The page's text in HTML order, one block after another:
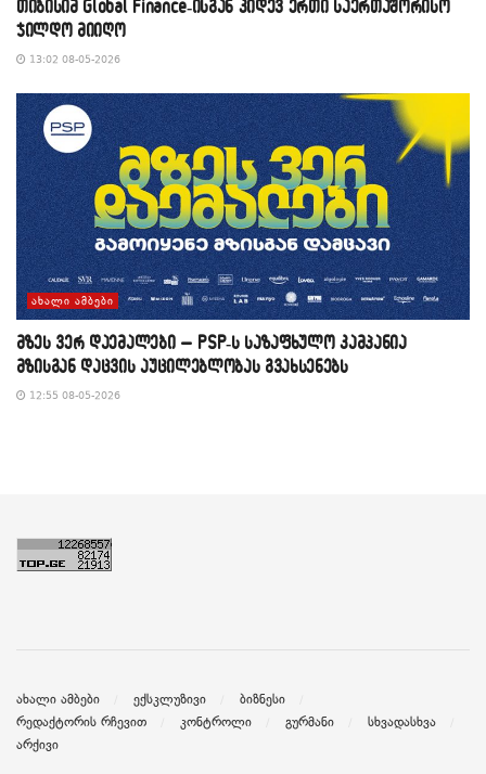
თიბისიმ Global Finance-ისგან კიდევ ერთი საერთაშორისო
ჯილდო მიიღო
13:02 08-05-2026
ᲐᲮᲐᲚᲘ ᲐᲛᲑᲔᲑᲘ
მზეს ვერ დაემალები – PSP-ს საზაფხულო კამპანია
მზისგან დაცვის აუცილებლობას გვახსენებს
12:55 08-05-2026
ახალი ამბები ექსკლუზივი
ბიზნესი
რედაქტორის რჩევით
კონტროლი გურმანი
სხვადასხვა
არქივი